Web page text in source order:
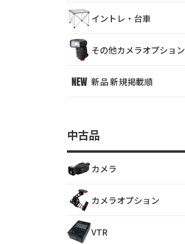
イントレ・台車
その他カメラオプション
新品 新規掲載順
中古品
カメラ
カメラオプション
VTR